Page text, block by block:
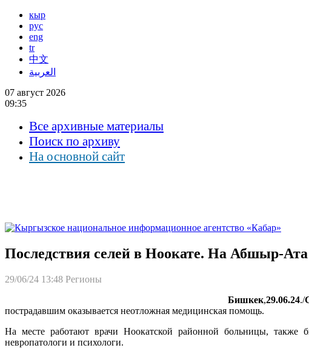
кыр
рус
eng
tr
中文
العربية
07 август 2026
09:35
Все архивные материалы
Поиск по архиву
На основной сайт
Последствия селей в Ноокате. На Абшыр-
29/06/24 13:48 Регионы
Бишкек,29.06.24./
пострадавшим оказывается неотложная медицинская помощь.
На месте работают врачи Ноокатской районной больницы,
невропатологи и психологи.